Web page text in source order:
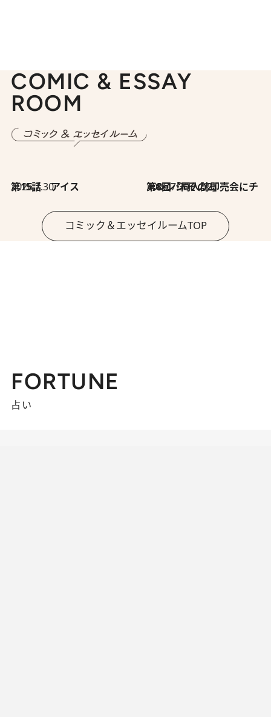
COMIC & ESSAY
ROOM
2026.7.30
第15話 アイス 2026.7.30
第8回「同人誌即売会にチャレンジ その2」
コミック＆エッセイルームTOP
FORTUNE
占い